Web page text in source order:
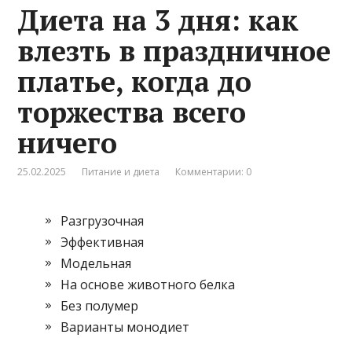
Диета на 3 дня: как
влезть в праздничное
платье, когда до
торжества всего
ничего
25.02.2025 Питание и диета Комментарии: 0
Разгрузочная
Эффективная
Модельная
На основе животного белка
Без полумер
Варианты монодиет